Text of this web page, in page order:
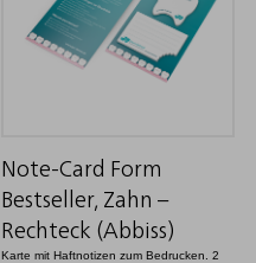
Note-Card Form
Bestseller, Zahn –
Rechteck (Abbiss)
Karte mit Haftnotizen zum Bedrucken. 2